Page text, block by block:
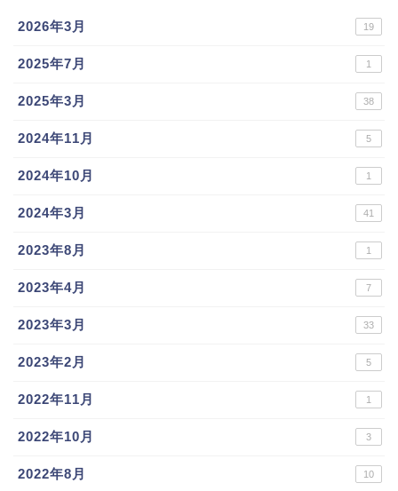
2026年3月 19
2025年7月 1
2025年3月 38
2024年11月 5
2024年10月 1
2024年3月 41
2023年8月 1
2023年4月 7
2023年3月 33
2023年2月 5
2022年11月 1
2022年10月 3
2022年8月 10